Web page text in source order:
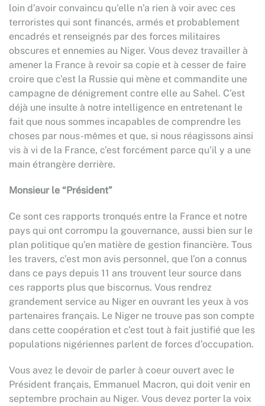
loin d’avoir convaincu qu’elle n’a rien à voir avec ces
terroristes qui sont financés, armés et probablement
encadrés et renseignés par des forces militaires
obscures et ennemies au Niger. Vous devez travailler à
amener la France à revoir sa copie et à cesser de faire
croire que c’est la Russie qui mène et commandite une
campagne de dénigrement contre elle au Sahel. C’est
déjà une insulte à notre intelligence en entretenant le
fait que nous sommes incapables de comprendre les
choses par nous-mêmes et que, si nous réagissons ainsi
vis à vi de la France, c’est forcément parce qu’il y a une
main étrangère derrière.
Monsieur le “Président”
Ce sont ces rapports tronqués entre la France et notre
pays qui ont corrompu la gouvernance, aussi bien sur le
plan politique qu’en matière de gestion financière. Tous
les travers, c’est mon avis personnel, que l’on a connus
dans ce pays depuis 11 ans trouvent leur source dans
ces rapports plus que biscornus. Vous rendrez
grandement service au Niger en ouvrant les yeux à vos
partenaires français. Le Niger ne trouve pas son compte
dans cette coopération et c’est tout à fait justifié que les
populations nigériennes parlent de forces d’occupation.
Vous avez le devoir de parler à coeur ouvert avec le
Président français, Emmanuel Macron, qui doit venir en
septembre prochain au Niger. Vous devez porter la voix